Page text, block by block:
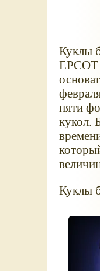
Куклы
EPCOT
пяти
кукол.
Куклы